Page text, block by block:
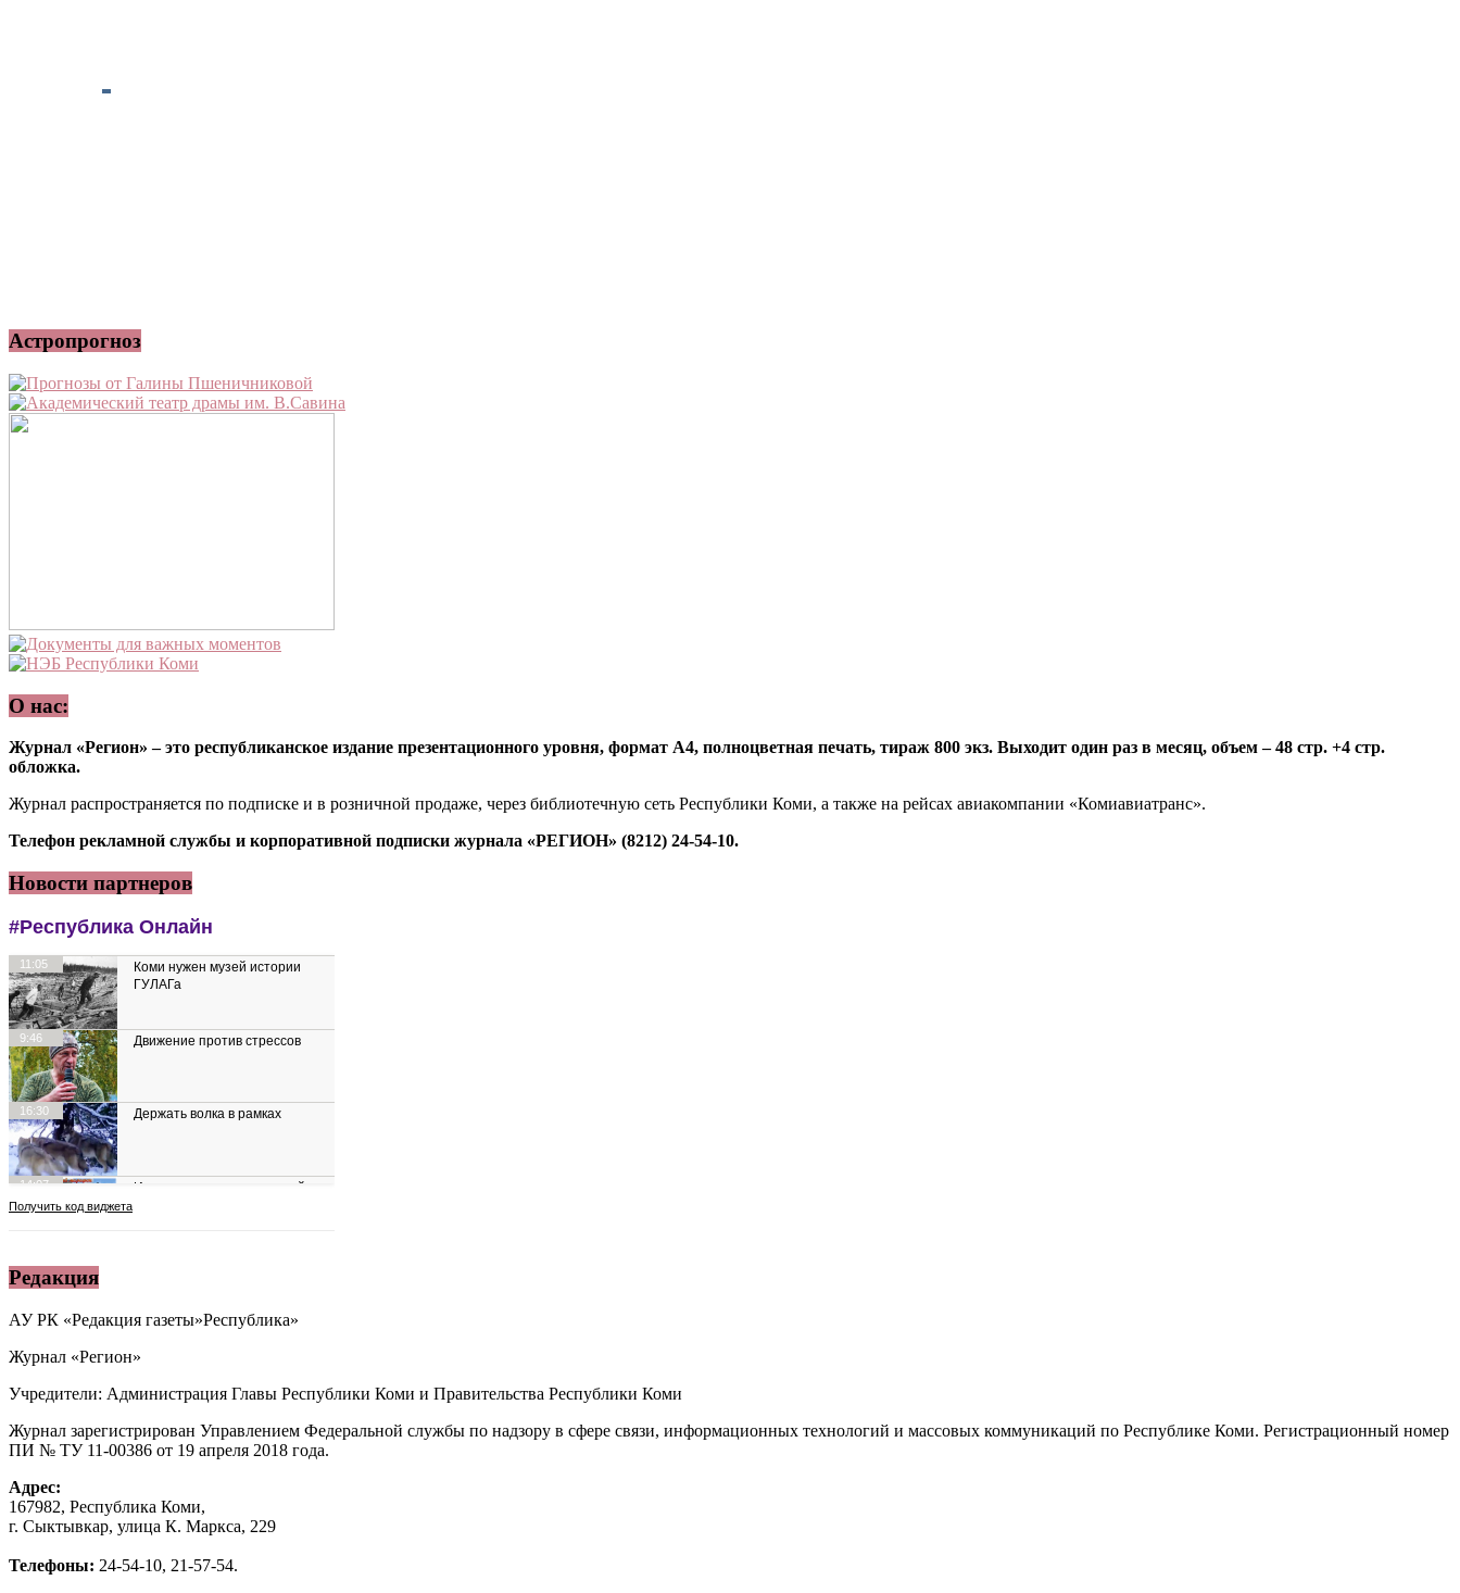
Астропрогноз
О нас:
Журнал «Регион» – это республиканское издание презентационного уровня, формат А4, полноцветная печать, тираж 800 экз. Выходит один раз в месяц, объем – 48 стр. +4 стр.
обложка.
Журнал распространяется по подписке и в розничной продаже, через библиотечную сеть Республики Коми, а также на рейсах авиакомпании «Комиавиатранс».
Телефон рекламной службы и корпоративной подписки журнала «РЕГИОН» (8212) 24-54-10.
Новости партнеров
Редакция
АУ РК «Редакция газеты»Республика»
Журнал «Регион»
Учредители: Администрация Главы Республики Коми и Правительства Республики Коми
Журнал зарегистрирован Управлением Федеральной службы по надзору в сфере связи, информационных технологий и массовых коммуникаций по Республике Коми. Регистрационный номер
ПИ № ТУ 11-00386 от 19 апреля 2018 года.
Адрес:
167982, Республика Коми,
г. Сыктывкар, улица К. Маркса, 229
Телефоны: 24-54-10, 21-57-54.